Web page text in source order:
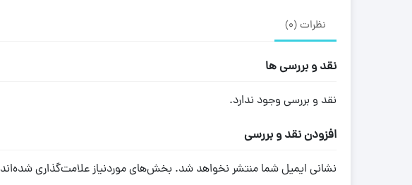
نظرات (0)
نقد و بررسی ها
نقد و بررسی وجود ندارد.
افزودن نقد و بررسی
نشانی ایمیل شما منتشر نخواهد شد. بخش‌های موردنیاز علامت‌گذاری شده‌اند